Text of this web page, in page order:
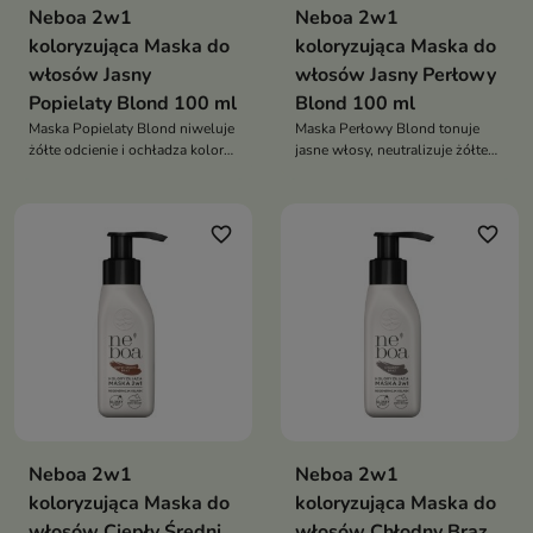
Neboa 2w1
koloryzująca Maska do
włosów Jasny
Popielaty Blond 100 ml
Maska Popielaty Blond niweluje
żółte odcienie i ochładza kolor
Neboa 2w1
koloryzująca Maska do
włosów Jasny Perłowy
Blond 100 ml
Maska Perłowy Blond tonuje
jasne włosy, neutralizuje żółte
favorite_border
Neboa 2w1
koloryzująca Maska do
favorite_border
Neboa 2w1
koloryzująca Maska do